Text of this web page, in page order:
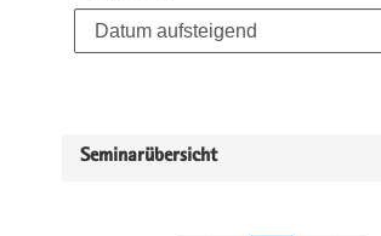
Seminarübersicht